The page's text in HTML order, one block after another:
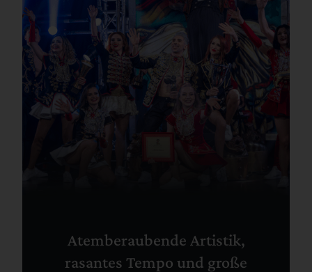
Atemberaubende Artistik,
rasantes Tempo und große